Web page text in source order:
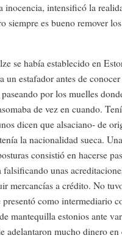
inocencia, intensificó la
siempre es bueno remover
se había establecido en
un estafador antes de
por los muelles
de vez en cuando.
dicen que alsaciano- de
la nacionalidad sueca.
consistió en hacerse
unas
mercancías a crédito. No
presentó como intermediario
mantequilla estonios ante
adelantaron mucho dinero